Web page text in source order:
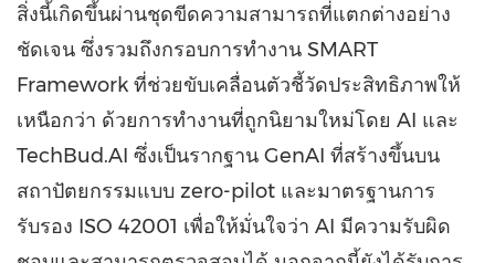
สิ่งนี้เกิดขึ้นผ่านชุดขีดความสามารถที่แตกต่างอย่าง
ชัดเจน ซึ่งรวมถึงกรอบการทำงาน SMART
Framework ที่ช่วยขับเคลื่อนตัวชี้วัดประสิทธิภาพให้
เหนือกว่า ด้วยการทำงานที่ถูกนิยามใหม่โดย AI และ
TechBud.AI ซึ่งเป็นรากฐาน GenAI ที่สร้างขึ้นบน
สถาปัตยกรรมแบบ zero-pilot และมาตรฐานการ
รับรอง ISO 42001 เพื่อให้มั่นใจว่า AI มีความรับผิด